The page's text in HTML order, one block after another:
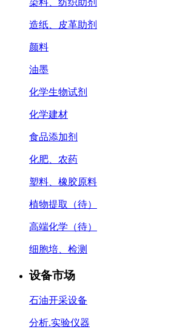
造纸、皮革助剂
颜料
油墨
化学生物试剂
化学建材
食品添加剂
化肥、农药
塑料、橡胶原料
植物提取（待）
高端化学（待）
细胞培、检测
设备市场
石油开采设备
分析.实验仪器